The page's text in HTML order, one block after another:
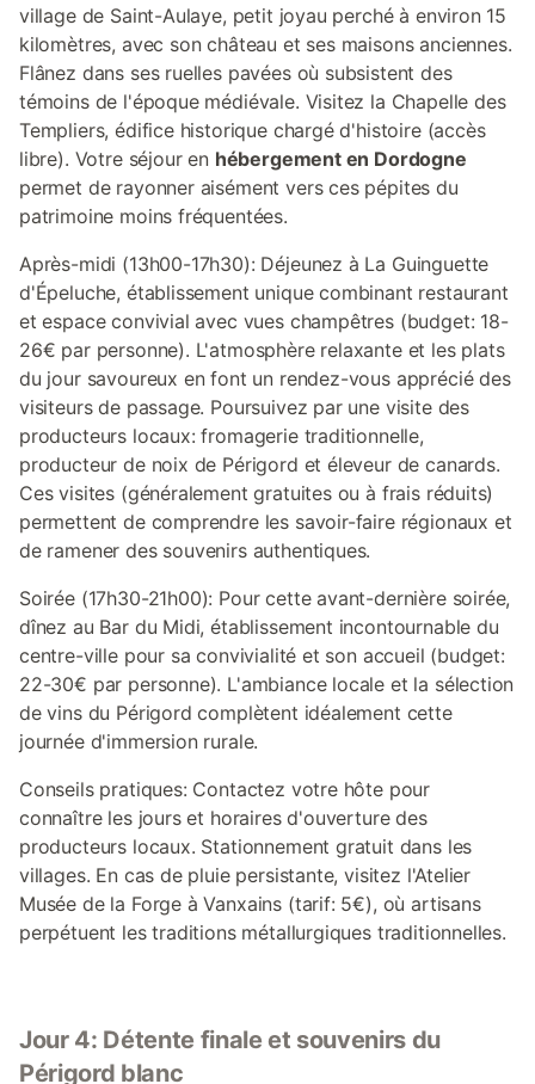
village de Saint-Aulaye, petit joyau perché à environ 15
kilomètres, avec son château et ses maisons anciennes.
Flânez dans ses ruelles pavées où subsistent des
témoins de l'époque médiévale. Visitez la Chapelle des
Templiers, édifice historique chargé d'histoire (accès
libre). Votre séjour en hébergement en Dordogne
permet de rayonner aisément vers ces pépites du
patrimoine moins fréquentées.
Après-midi (13h00-17h30): Déjeunez à La Guinguette
d'Épeluche, établissement unique combinant restaurant
et espace convivial avec vues champêtres (budget: 18-
26€ par personne). L'atmosphère relaxante et les plats
du jour savoureux en font un rendez-vous apprécié des
visiteurs de passage. Poursuivez par une visite des
producteurs locaux: fromagerie traditionnelle,
producteur de noix de Périgord et éleveur de canards.
Ces visites (généralement gratuites ou à frais réduits)
permettent de comprendre les savoir-faire régionaux et
de ramener des souvenirs authentiques.
Soirée (17h30-21h00): Pour cette avant-dernière soirée,
dînez au Bar du Midi, établissement incontournable du
centre-ville pour sa convivialité et son accueil (budget:
22-30€ par personne). L'ambiance locale et la sélection
de vins du Périgord complètent idéalement cette
journée d'immersion rurale.
Conseils pratiques: Contactez votre hôte pour
connaître les jours et horaires d'ouverture des
producteurs locaux. Stationnement gratuit dans les
villages. En cas de pluie persistante, visitez l'Atelier
Musée de la Forge à Vanxains (tarif: 5€), où artisans
perpétuent les traditions métallurgiques traditionnelles.
Jour 4: Détente finale et souvenirs du
Périgord blanc